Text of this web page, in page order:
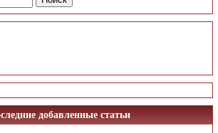
добавленные статьи